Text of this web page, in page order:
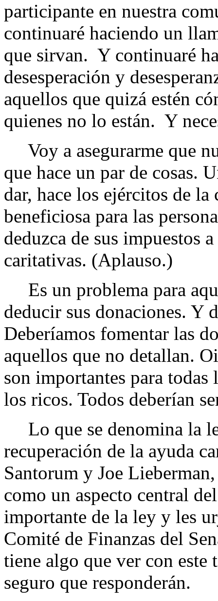
participante en nuestra
continuaré haciendo un
que sirvan. Y continuaré
desesperación y
aquellos que quizá estén
quienes no lo están. Y
Voy a asegurarme que
que hace un par de cosas.
dar, hace los ejércitos de la
beneficiosa para las
deduzca de sus impuestos
caritativas. (Aplauso.)
Es un problema para
deducir sus donaciones. Y
Deberíamos fomentar las
aquellos que no detallan.
son importantes para todas
los ricos. Todos deberían
Lo que se denomina la
recuperación de la ayuda
Santorum y Joe
como un aspecto central
importante de la ley y les
Comité de Finanzas del
tiene algo que ver con
seguro que responderán.